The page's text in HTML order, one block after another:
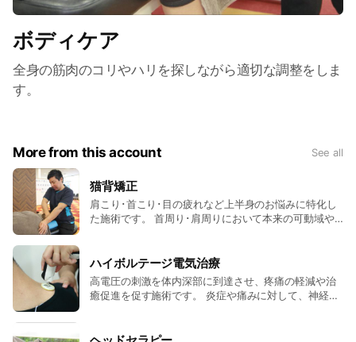
ボディケア
全身の筋肉のコリやハリを探しながら適切な調整をしま
す。
More from this account See all
猫背矯正
肩こり･首こり･目の疲れなど上半身のお悩みに特化し
た施術です。 首周り･肩周りにおいて本来の可動域や
にオススメです。
ハイボルテージ電気治療
高電圧の刺激を体内深部に到達させ、疼痛の軽減や治
癒促進を促す施術です。 炎症や痛みに対して、神経の